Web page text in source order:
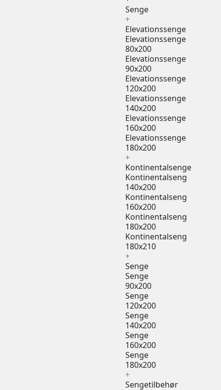
Senge
+
Elevationssenge
Elevationssenge
80x200
Elevationssenge
90x200
Elevationssenge
120x200
Elevationssenge
140x200
Elevationssenge
160x200
Elevationssenge
180x200
+
Kontinentalsenge
Kontinentalseng
140x200
Kontinentalseng
160x200
Kontinentalseng
180x200
Kontinentalseng
180x210
+
Senge
Senge
90x200
Senge
120x200
Senge
140x200
Senge
160x200
Senge
180x200
+
Sengetilbehør